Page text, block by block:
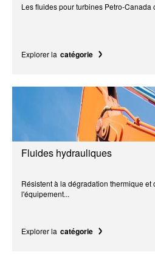
Les fluides pour turbines Petro-Canada
Explorer la catégorie
Fluides hydrauliques
Résistent à la dégradation thermique et
l'équipement...
Explorer la catégorie